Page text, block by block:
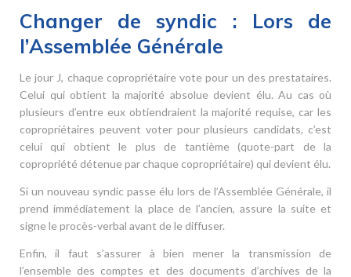
Changer de syndic : Lors de
l’Assemblée Générale
Le jour J, chaque copropriétaire vote pour un des prestataires.
Celui qui obtient la majorité absolue devient élu. Au cas où
plusieurs d’entre eux obtiendraient la majorité requise, car les
copropriétaires peuvent voter pour plusieurs candidats, c’est
celui qui obtient le plus de tantième (quote-part de la
copropriété détenue par chaque copropriétaire) qui devient élu.
Si un nouveau syndic passe élu lors de l’Assemblée Générale, il
prend immédiatement la place de l’ancien, assure la suite et
signe le procès-verbal avant de le diffuser.
Enfin, il faut s’assurer à bien mener la transmission de
l’ensemble des comptes et des documents d’archives de la